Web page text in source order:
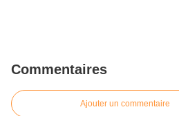
Commentaires
Ajouter un commentaire